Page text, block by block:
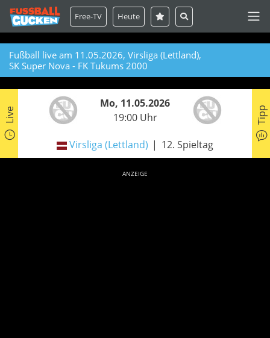
Free-TV Heute
Fußball live am 11.05.2026, Virsliga (Lettland),
SK Super Nova - FK Tukums 2000
Live
Mo, 11.05.2026
19:00 Uhr
Virsliga (Lettland) 12. Spieltag
Tipp
ANZEIGE